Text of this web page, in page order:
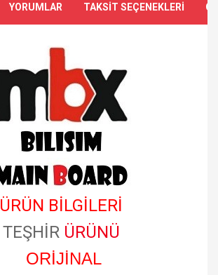
YORUMLAR TAKSİT SEÇENEKLERİ
ÜRÜN BİLGİLERİ
TEŞHİR ÜRÜNÜ
ORİJİNAL